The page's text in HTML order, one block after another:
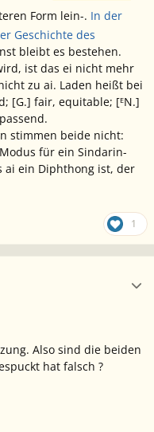
Form lein-. In der
Geschichte des
bleibt es bestehen.
ist das ei nicht mehr
zu ai. Laden heißt bei
[G.] fair, equitable; [ᴱN.]
stimmen beide nicht:
für ein Sindarin-
ai ein Diphthong ist, der
1
Also sind die beiden
hat falsch ?